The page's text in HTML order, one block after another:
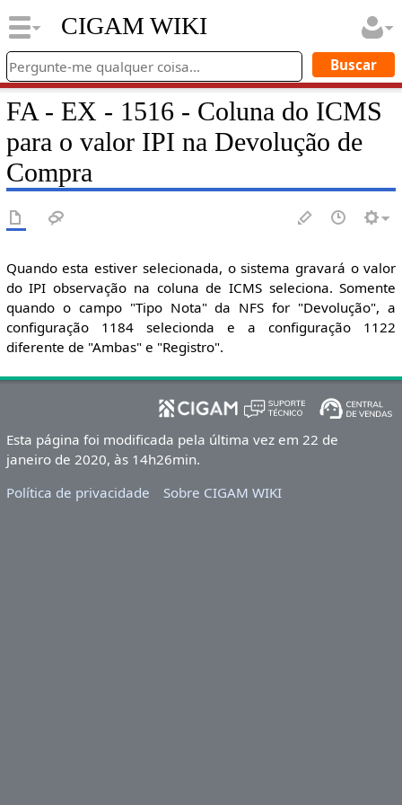
CIGAM WIKI
FA - EX - 1516 - Coluna do ICMS
para o valor IPI na Devolução de
Compra
Quando esta estiver selecionada, o sistema gravará o valor
do IPI observação na coluna de ICMS seleciona. Somente
quando o campo "Tipo Nota" da NFS for "Devolução", a
configuração 1184 selecionda e a configuração 1122
diferente de "Ambas" e "Registro".
Esta página foi modificada pela última vez em 22 de
janeiro de 2020, às 14h26min.
Política de privacidade
Sobre CIGAM WIKI